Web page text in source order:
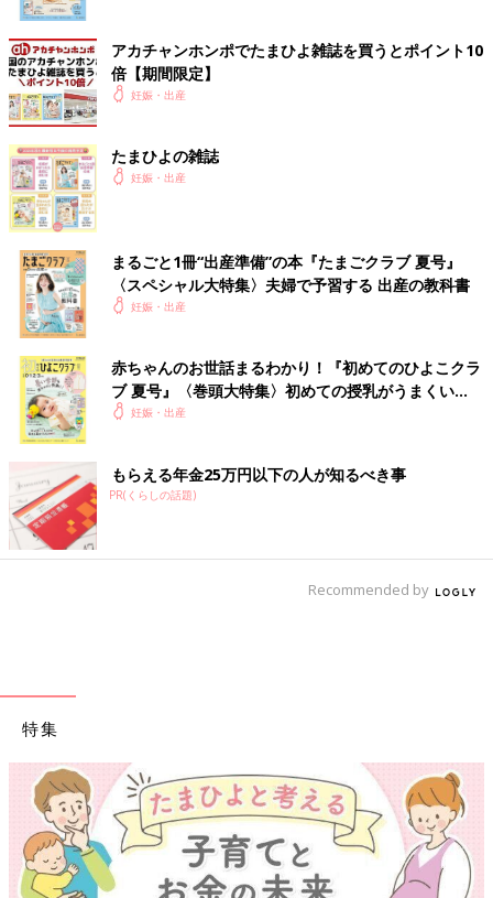
アカチャンホンポでたまひよ雑誌を買うとポイント10
倍【期間限定】
妊娠・出産
たまひよの雑誌
妊娠・出産
まるごと1冊“出産準備”の本『たまごクラブ 夏号』
〈スペシャル大特集〉夫婦で予習する 出産の教科書
妊娠・出産
赤ちゃんのお世話まるわかり！『初めてのひよこクラ
ブ 夏号』〈巻頭大特集〉初めての授乳がうまくい
く！ おっぱい・ミルクの基本と夏のトラブル 解決テ
妊娠・出産
もらえる年金25万円以下の人が知るべき事
PR(くらしの話題)
Recommended by
特集
【ワクチン接種できるものも】妊婦の感